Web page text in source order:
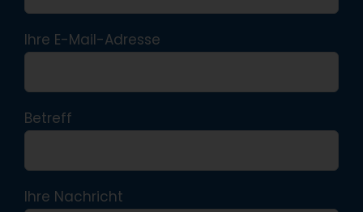
Ihre E-Mail-Adresse
Betreff
Ihre Nachricht